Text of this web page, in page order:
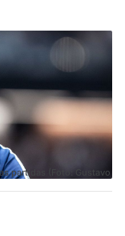
partidas (Foto: Gustavo